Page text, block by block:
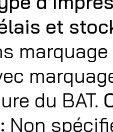
et
du BAT.
Non